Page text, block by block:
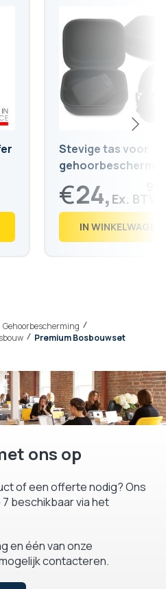
Gehoorbescherming
Premium Bosbouwset
Stevige tas voor
koptelefoon
€24,
€ 30,IN WINKELWAGEN
ons op
of een offerte nodig? Ons
beschikbaar via het
en één van onze
contacteren.